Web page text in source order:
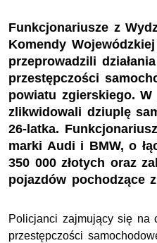
Funkcjonariusze z
Komendy
przeprowadzili
przestępczości
powiatu zgierskiego.
zlikwidowali dziuplę
26-latka.
marki Audi i BMW, o
350 000 złotych oraz
pojazdów pochodzące
Policjanci zajmujący się na
przestępczości